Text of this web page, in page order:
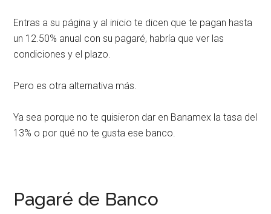
Entras a su página y al inicio te dicen que te pagan hasta
un 12.50% anual con su pagaré, habría que ver las
condiciones y el plazo.
Pero es otra alternativa más.
Ya sea porque no te quisieron dar en Banamex la tasa del
13% o por qué no te gusta ese banco.
Pagaré de Banco